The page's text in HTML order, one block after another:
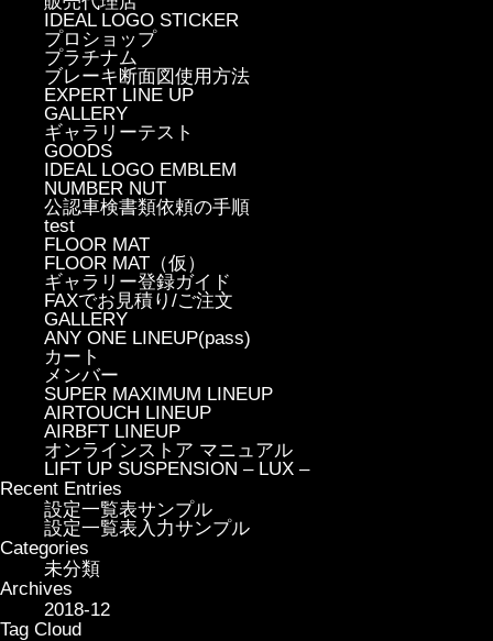
IDEAL LOGO STICKER
プロショップ
プラチナム
ブレーキ断面図使用方法
EXPERT LINE UP
GALLERY
ギャラリーテスト
GOODS
IDEAL LOGO EMBLEM
NUMBER NUT
公認車検書類依頼の手順
test
FLOOR MAT
FLOOR MAT（仮）
ギャラリー登録ガイド
FAXでお見積り/ご注文
GALLERY
ANY ONE LINEUP(pass)
カート
メンバー
SUPER MAXIMUM LINEUP
AIRTOUCH LINEUP
AIRBFT LINEUP
オンラインストア マニュアル
LIFT UP SUSPENSION – LUX –
Recent Entries
設定一覧表サンプル
設定一覧表入力サンプル
Categories
未分類
Archives
2018-12
Tag Cloud